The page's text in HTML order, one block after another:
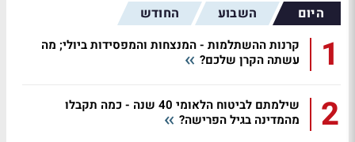
היום השבוע החודש
1
קרנות ההשתלמות - המנצחות והמפסידות ביולי; מה
עשתה הקרן שלכם?
2
שילמתם לביטוח הלאומי 40 שנה - כמה תקבלו
מהמדינה בגיל הפרישה?